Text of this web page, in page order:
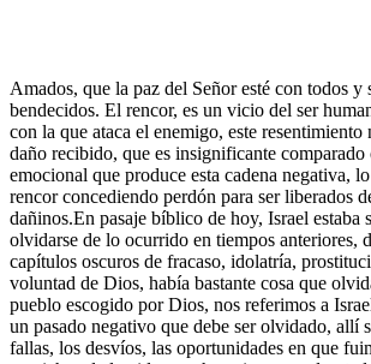
Amados, que la paz del Señor esté con todos y
bendecidos. El rencor, es un vicio del ser
con la que ataca el enemigo, este resentimiento
daño recibido, que es insignificante comparado
emocional que produce esta cadena negativa,
rencor concediendo perdón para ser liberados
dañinos.En pasaje bíblico de hoy, Israel estaba
olvidarse de lo ocurrido en tiempos anteriores,
capítulos oscuros de fracaso, idolatría,
voluntad de Dios, había bastante cosa que
pueblo escogido por Dios, nos referimos a
un pasado negativo que debe ser olvidado, allí
fallas, los desvíos, las oportunidades en que